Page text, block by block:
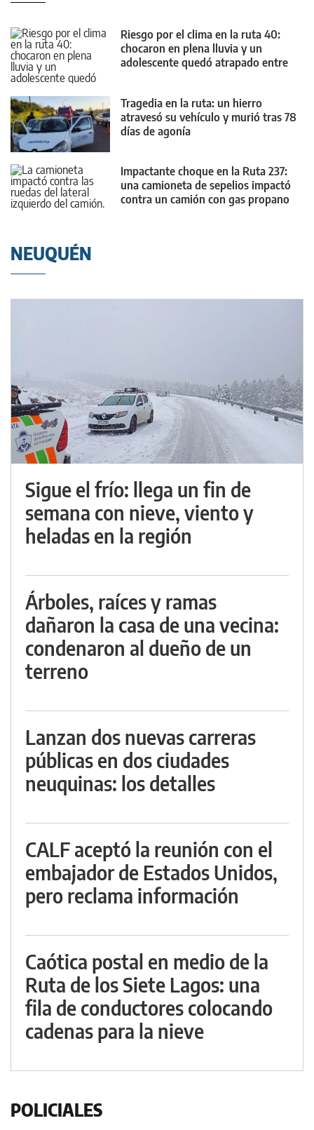
Riesgo por el clima en la ruta 40:
chocaron en plena lluvia y un
adolescente quedó atrapado entre
Tragedia en la ruta: un hierro
atravesó su vehículo y murió tras 78
días de agonía
Impactante choque en la Ruta 237:
una camioneta de sepelios impactó
contra un camión con gas propano
NEUQUÉN
Sigue el frío: llega un fin de
semana con nieve, viento y
heladas en la región
Árboles, raíces y ramas
dañaron la casa de una vecina:
condenaron al dueño de un
terreno
Lanzan dos nuevas carreras
públicas en dos ciudades
neuquinas: los detalles
CALF aceptó la reunión con el
embajador de Estados Unidos,
pero reclama información
Caótica postal en medio de la
Ruta de los Siete Lagos: una
fila de conductores colocando
cadenas para la nieve
POLICIALES